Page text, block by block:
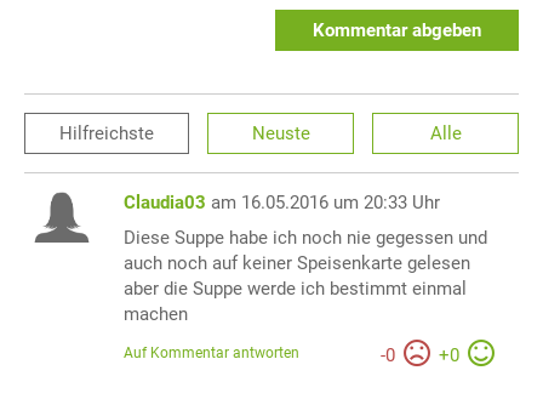
Kommentar abgeben
Hilfreichste Neuste Alle
Claudia03 am 16.05.2016 um 20:33 Uhr
Diese Suppe habe ich noch nie gegessen und
auch noch auf keiner Speisenkarte gelesen
aber die Suppe werde ich bestimmt einmal
machen
-0 +0
Auf Kommentar antworten